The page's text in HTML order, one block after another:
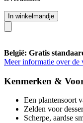
In winkelmandje
België: Gratis
Meer informatie over de
Kenmerken &
Een plantensoort
Zelden voor
Scherpe, aardse